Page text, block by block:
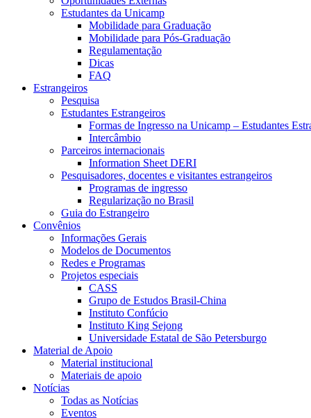
Estudantes da Unicamp
Mobilidade para Graduação
Mobilidade para Pós-Graduação
Regulamentação
Dicas
FAQ
Estrangeiros
Pesquisa
Estudantes Estrangeiros
Formas de Ingresso na Unicamp – Estudantes
Intercâmbio
Parceiros internacionais
Information Sheet DERI
Pesquisadores, docentes e visitantes estrangeiros
Programas de ingresso
Regularização no Brasil
Guia do Estrangeiro
Convênios
Informações Gerais
Modelos de Documentos
Redes e Programas
Projetos especiais
CASS
Grupo de Estudos Brasil-China
Instituto Confúcio
Instituto King Sejong
Universidade Estatal de São Petersburgo
Material de Apoio
Material institucional
Materiais de apoio
Notícias
Todas as Notícias
Eventos